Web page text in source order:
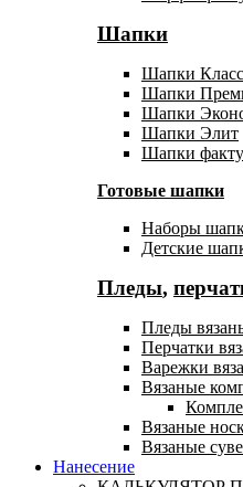
Шапки
Шапки
Шапки
Шапки
Шапки Элит
Шапки
Готовые шапки
Наборы
Детские
Пледы,
Пледы
Перчатки
Варежки
Вязаные
Вязаные
Вязаные
Нанесение